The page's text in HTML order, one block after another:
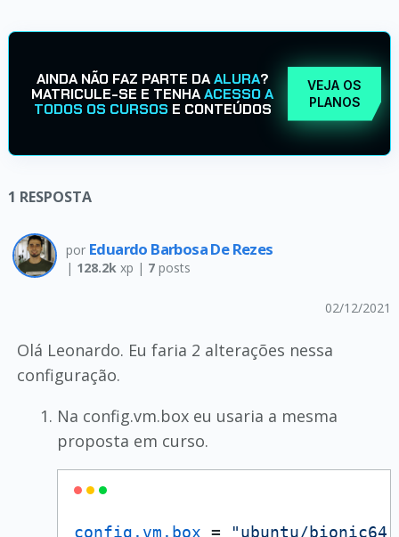
AINDA NÃO FAZ PARTE DAALURA?
MATRICULE-SE E TENHAACESSO A
TODOS OS CURSOS E CONTEÚDOS
VEJA OS
PLANOS
1 RESPOSTA
por Eduardo Barbosa De Rezes
| 128.2kxp | 7posts
02/12/2021
Olá Leonardo. Eu faria 2 alterações nessa
configuração.
Na config.vm.box eu usaria a mesma
proposta em curso.
config.vm.box = "ubuntu/bionic64"